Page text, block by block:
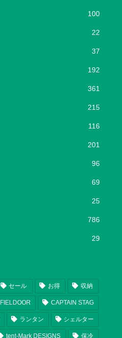
100
22
37
192
361
215
116
201
96
69
25
786
29
セール お得 収納
FIELDOOR CAPTAIN STAG
ランタン シェルター
tent-Mark DESIGNS 保冷